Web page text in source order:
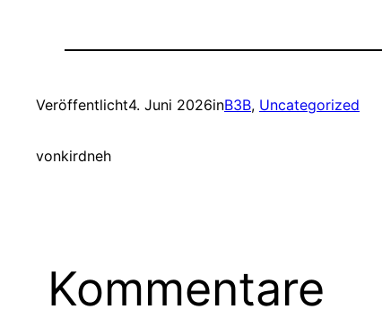
Veröffentlicht4. Juni 2026inB3B, Uncategorized
vonkirdneh
Kommentare